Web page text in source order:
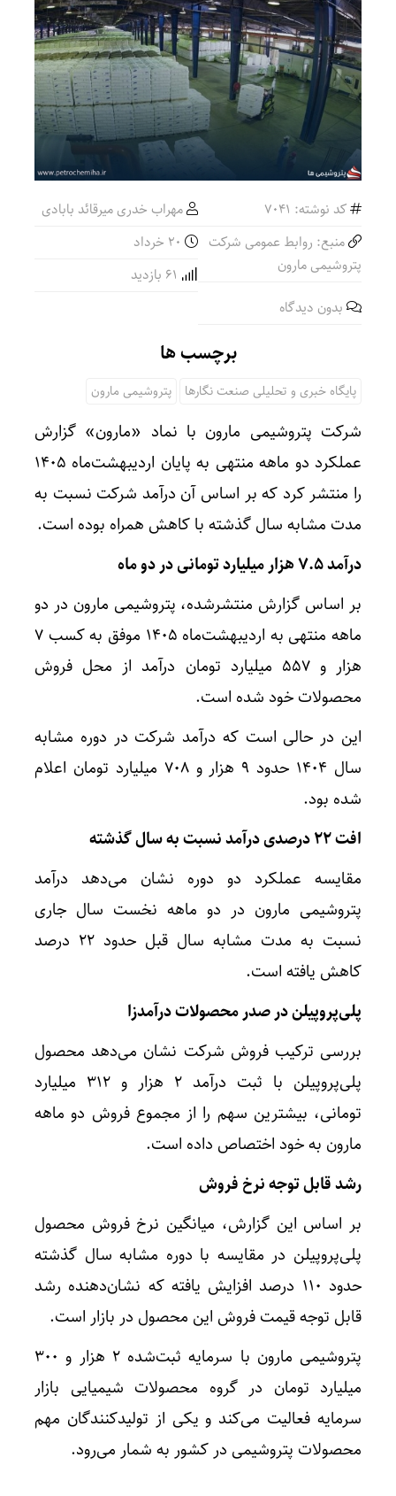
کد نوشته: 7041
مهراب خدری میرقائد بابادی
منبع: روابط عمومی شرکت
پتروشیمی مارون
بدون دیدگاه
برچسب ها
پایگاه خبری و تحلیلی صنعت نگارها پتروشیمی مارون
شرکت پتروشیمی مارون با نماد «مارون» گزارش
عملکرد دو ماهه منتهی به پایان اردیبهشت‌ماه ۱۴۰۵
را منتشر کرد که بر اساس آن درآمد شرکت نسبت به
مدت مشابه سال گذشته با کاهش همراه بوده است.
درآمد ۷.۵ هزار میلیارد تومانی در دو ماه
بر اساس گزارش منتشرشده، پتروشیمی مارون در دو
ماهه منتهی به اردیبهشت‌ماه ۱۴۰۵ موفق به کسب ۷
هزار و ۵۵۷ میلیارد تومان درآمد از محل فروش
محصولات خود شده است.
این در حالی است که درآمد شرکت در دوره مشابه
سال ۱۴۰۴ حدود ۹ هزار و ۷۰۸ میلیارد تومان اعلام
شده بود.
افت ۲۲ درصدی درآمد نسبت به سال گذشته
مقایسه عملکرد دو دوره نشان می‌دهد درآمد
پتروشیمی مارون در دو ماهه نخست سال جاری
نسبت به مدت مشابه سال قبل حدود ۲۲ درصد
کاهش یافته است.
پلی‌پروپیلن در صدر محصولات درآمدزا
بررسی ترکیب فروش شرکت نشان می‌دهد محصول
پلی‌پروپیلن با ثبت درآمد ۲ هزار و ۳۱۲ میلیارد
تومانی، بیشترین سهم را از مجموع فروش دو ماهه
مارون به خود اختصاص داده است.
رشد قابل توجه نرخ فروش
بر اساس این گزارش، میانگین نرخ فروش محصول
پلی‌پروپیلن در مقایسه با دوره مشابه سال گذشته
حدود ۱۱۰ درصد افزایش یافته که نشان‌دهنده رشد
قابل توجه قیمت فروش این محصول در بازار است.
پتروشیمی مارون با سرمایه ثبت‌شده ۲ هزار و ۳۰۰
میلیارد تومان در گروه محصولات شیمیایی بازار
سرمایه فعالیت می‌کند و یکی از تولیدکنندگان مهم
محصولات پتروشیمی در کشور به شمار می‌رود.